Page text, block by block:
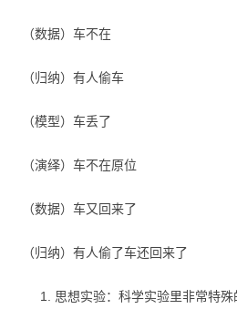
（数据）车不在
（归纳）有人偷车
（模型）车丢了
（演绎）车不在原位
（数据）车又回来了
（归纳）有人偷了车还回来了
思想实验：科学实验里非常特